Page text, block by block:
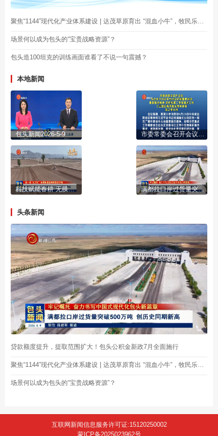
聚焦“1144”现代化产业体系建设 | 达茂草原育出 “混血小牛”，牧民乐开花
场景何以成为包头的“宝贵战略资源”？
包头造100坦克的训练画面谁看了不说一句震撼？
本地新闻
包头新闻2026-5-9 市委常委会召开会议 传达学习习近平总书记近期重要讲话重要指示精神 研究部署二季度重点工作 工业园区高质量发展等事项 陈之常主持
科技赋能春耕 无膜种植技术让粮田提质增效 满都拉口岸过货量突破500万吨 创历史同期新高
头条新闻
贷款额度提升，提取范围扩大！包头公积金新政7月全面施行
聚焦“1144”现代化产业体系建设 | 达茂草原育出 “混血小牛”，牧民乐开花
场景何以成为包头的“宝贵战略资源”？
互联网新闻信息服务许可证:15120250002
蒙ICP备2025023962号